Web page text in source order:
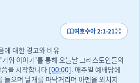
여호수아 2:1-21
에 대한 경고와 비유
위 이야기'를 통해 오늘날 그리스도인들의
을 시작합니다[00:00]. 매주일 예배당에
들으며 날개를 파닥거리며 아멘을 외치지